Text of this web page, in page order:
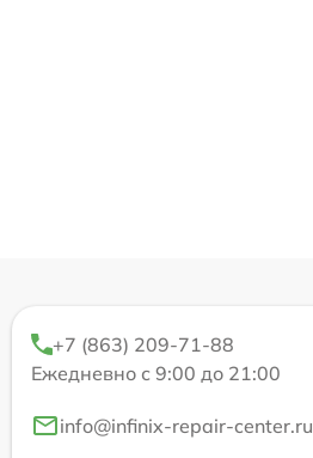
+7 (863) 209-71-88
Ежедневно с 9:00 до 21:00
info@infinix-repair-center.ru